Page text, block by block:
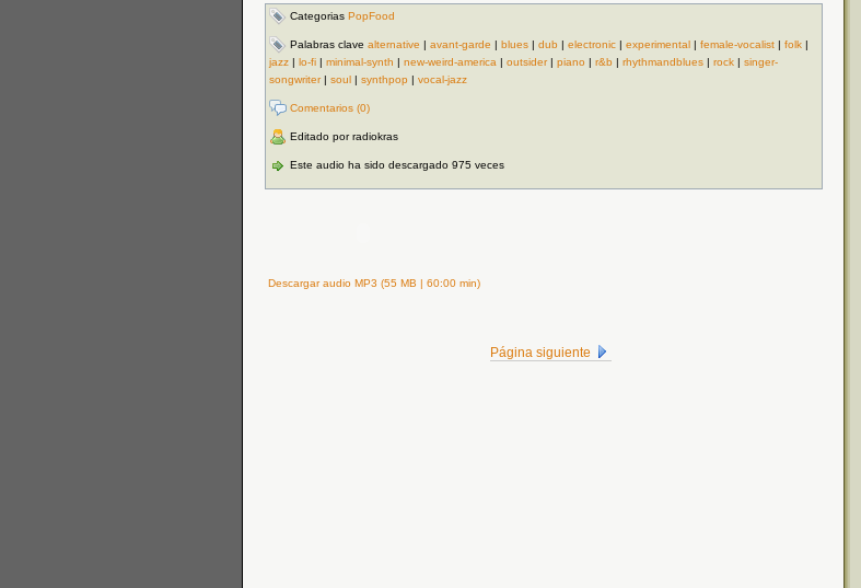
Categorias PopFood
Palabras clave alternative | avant-garde | blues | dub | electronic | experimental | female-vocalist | folk |
jazz | lo-fi | minimal-synth | new-weird-america | outsider| piano | r&b | rhythmandblues | rock | singer-
songwriter| soul | synthpop | vocal-jazz
Comentarios (0)
Editado por radiokras
Este audio ha sido descargado 975 veces
Descargar audio MP3 (55 MB | 60:00 min)
Página siguiente